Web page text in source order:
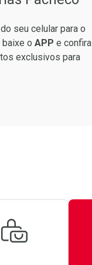
seu celular para o
baixe o APP e confira
exclusivos para